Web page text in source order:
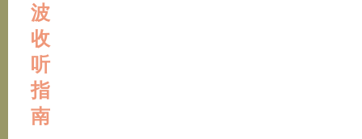
波
收
听
指
南